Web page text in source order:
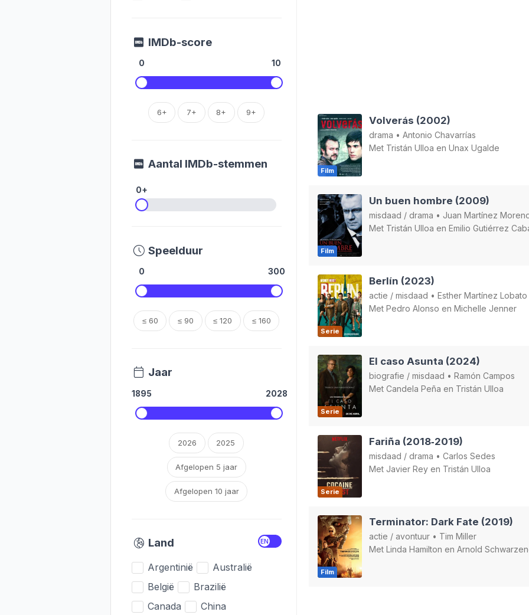
IMDb-score
0 10
6+ 7+ 8+ 9+
Aantal IMDb-stemmen
0+
Speelduur
0 300
≤ 60 ≤ 90 ≤ 120 ≤ 160
Jaar
1895 2028
2026 2025
Afgelopen 5 jaar
Afgelopen 10 jaar
Land
Argentinië
Australië
België
Brazilië
Canada
China
Film
Volverás (2002)
drama • Antonio Chavarrías
Met Tristán Ulloa en Unax Ugalde
Film
Un buen hombre (2009)
misdaad / drama • Juan Martínez
Met Tristán Ulloa en Emilio Gutiérrez
Serie
Berlín (2023)
actie / misdaad • Esther Martínez Lobato
Met Pedro Alonso en Michelle Jenner
Serie
El caso Asunta (2024)
biografie / misdaad • Ramón Campos
Met Candela Peña en Tristán Ulloa
Serie
Fariña (2018‑2019)
misdaad / drama • Carlos Sedes
Met Javier Rey en Tristán Ulloa
Film
Terminator: Dark Fate (2019)
actie / avontuur • Tim Miller
Met Linda Hamilton en Arnold